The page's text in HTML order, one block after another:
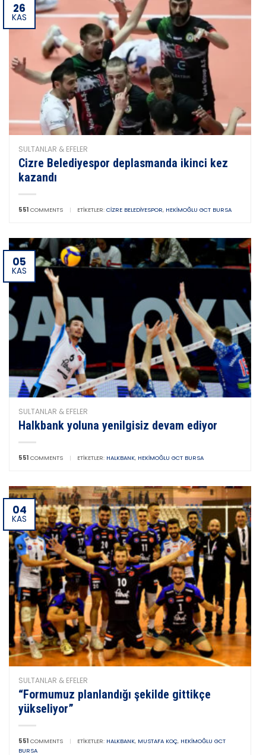
26
KAS
SULTANLAR & EFELER
Cizre Belediyespor deplasmanda ikinci kez
kazandı
551 COMMENTS | ETIKETLER: CIZRE BELEDIYESPOR, HEKIMOĞLU GCT BURSA
05
KAS
SULTANLAR & EFELER
Halkbank yoluna yenilgisiz devam ediyor
551 COMMENTS | ETIKETLER: HALKBANK, HEKIMOĞLU GCT BURSA
04
KAS
SULTANLAR & EFELER
“Formumuz planlandığı şekilde gittikçe
yükseliyor”
551 COMMENTS | ETIKETLER: HALKBANK, MUSTAFA KOÇ, HEKIMOĞLU GCT
BURSA